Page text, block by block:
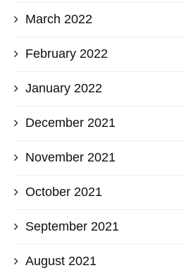
March 2022
February 2022
January 2022
December 2021
November 2021
October 2021
September 2021
August 2021